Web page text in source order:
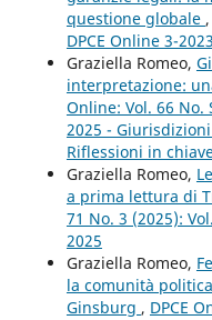
questione globale ,
DPCE Online 3-2023
Graziella Romeo,
interpretazione:
Online: Vol. 66 No.
2025 -
Riflessioni in
Graziella Romeo,
a prima lettura di
71 No. 3 (2025):
2025
Graziella Romeo,
la comunità
Ginsburg , DPCE